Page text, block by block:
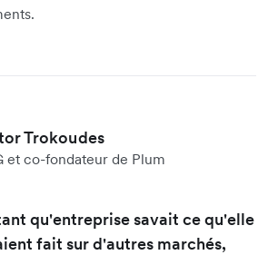
Trokoudes
et co-fondateur de Plum
qu'entreprise savait ce qu'elle
fait sur d'autres marchés,